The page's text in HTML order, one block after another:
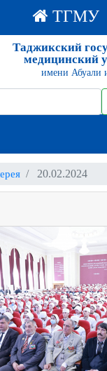
ТГМУ
Таджикский
медицинский
имени Абуали
20.02.2024